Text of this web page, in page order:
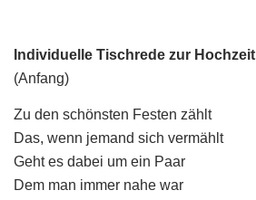
Individuelle Tischrede zur Hochzeit
(Anfang)
Zu den schönsten Festen zählt
Das, wenn jemand sich vermählt
Geht es dabei um ein Paar
Dem man immer nahe war